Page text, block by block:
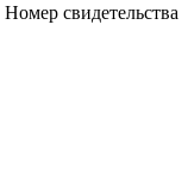
Номер свидетельства